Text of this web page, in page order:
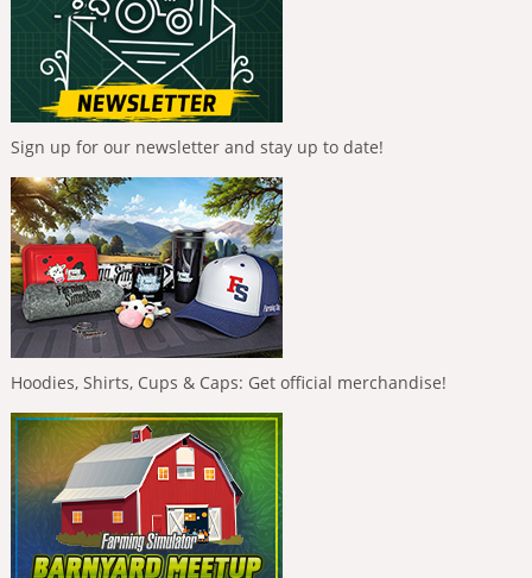
Sign up for our newsletter and stay up to date!
Hoodies, Shirts, Cups & Caps: Get official merchandise!